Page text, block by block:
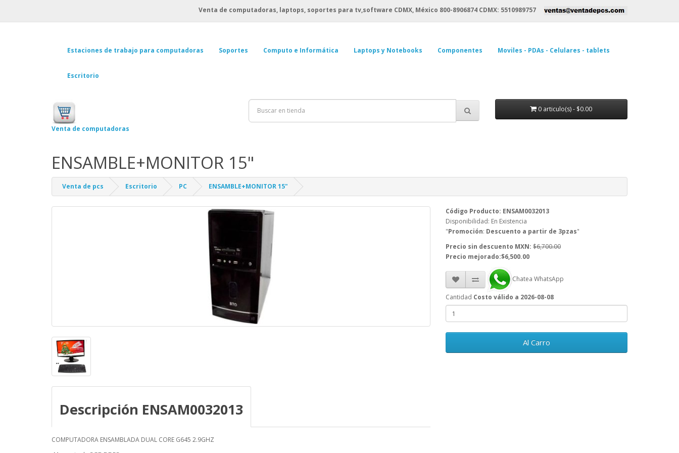
Venta de computadoras, laptops, soportes para tv,software CDMX, México 800-8906874 CDMX: 5510989757
Estaciones de trabajo para computadoras Soportes Computo e Informática Laptops y Notebooks Componentes Moviles - PDAs - Celulares - tablets
Escritorio
Venta de computadoras
0 articulo(s) - $0.00
ENSAMBLE+MONITOR 15"
Venta de pcs Escritorio PC ENSAMBLE+MONITOR 15"
Descripción ENSAM0032013
COMPUTADORA ENSAMBLADA DUAL CORE G645 2.9GHZ
Código Producto: ENSAM0032013
Disponibilidad: En Existencia
"Promoción: Descuento a partir de 3pzas"
Precio sin descuento MXN: $6,700.00
Precio mejorado:$6,500.00
Chatea WhatsApp
Cantidad Costo válido a 2026-08-08
Al Carro